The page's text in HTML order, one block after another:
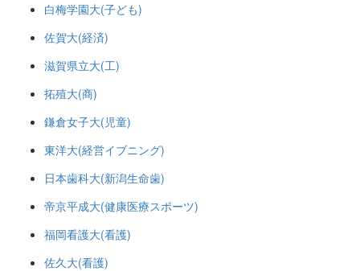
白梅学園大(子ども)
佐賀大(経済)
滋賀県立大(工)
拓殖大(商)
鎌倉女子大(児童)
東洋大(経営イブニング)
日本歯科大(新潟生命歯)
帝京平成大(健康医療スポーツ)
福岡看護大(看護)
佐久大(看護)